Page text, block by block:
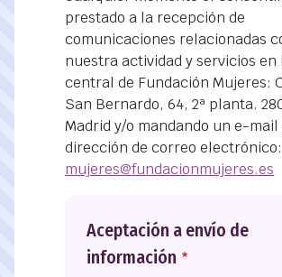
prestado a la recepción de
comunicaciones relacionadas
nuestra actividad y servicios en
central de Fundación Mujeres:
San Bernardo, 64, 2ª planta.
Madrid y/o mandando un e-mail
dirección de correo electrónico:
mujeres@fundacionmujeres.es
Aceptación a envío de
información